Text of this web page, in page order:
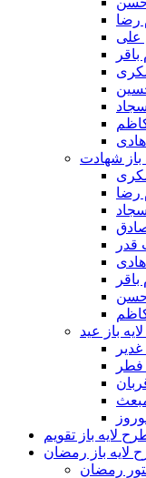
رضا
علی
باز شهادت
رضا
حسن
باز عید
فطر
لایه باز تقویم
لایه باز رمضان
رمضان